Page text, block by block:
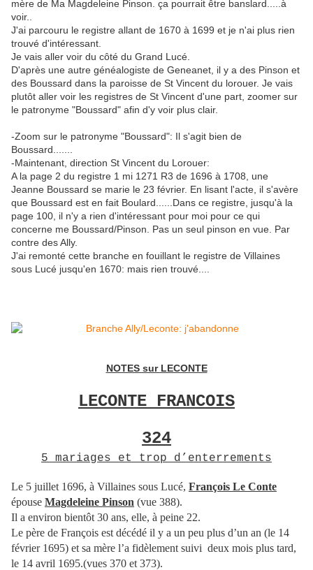
mère de Ma Magdeleine Pinson. ça pourrait être banslard.....à
voir..
J'ai parcouru le registre allant de 1670 à 1699 et je n'ai plus rien
trouvé d'intéressant.
Je vais aller voir du côté du Grand Lucé.
D'après une autre généalogiste de Geneanet, il y a des Pinson et
des Boussard dans la paroisse de St Vincent du lorouer. Je vais
plutôt aller voir les registres de St Vincent d'une part, zoomer sur
le patronyme "Boussard" afin d'y voir plus clair.
-Zoom sur le patronyme "Boussard": Il s'agit bien de
Boussard.......
-Maintenant, direction St Vincent du Lorouer:
A la page 2 du registre 1 mi 1271 R3 de 1696 à 1708, une
Jeanne Boussard se marie le 23 février. En lisant l'acte, il s'avère
que Boussard est en fait Boulard......Dans ce registre, jusqu'à la
page 100, il n'y a rien d'intéressant pour moi pour ce qui
concerne me Boussard/Pinson. Pas un seul pinson en vue. Par
contre des Ally.
J'ai remonté cette branche en fouillant le registre de Villaines
sous Lucé jusqu'en 1670: mais rien trouvé....
NOTES sur LECONTE
LECONTE FRANCOIS
324
5 mariages et trop d’enterrements
Le 5 juillet 1696, à Villaines sous Lucé, François Le Conte
épouse Magdeleine Pinson (vue 388).
Il a environ bientôt 30 ans, elle, à peine 22.
Le père de François est décédé il y a un peu plus d’un an (le 14
février 1695) et sa mère l’a fidèlement suivi deux mois plus tard,
le 14 avril 1695.(vues 370 et 373).